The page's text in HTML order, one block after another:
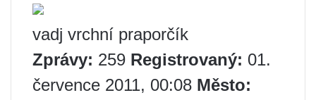
vadj vrchní praporčík
Zprávy: 259 Registrovaný: 01.
července 2011, 00:08 Město: